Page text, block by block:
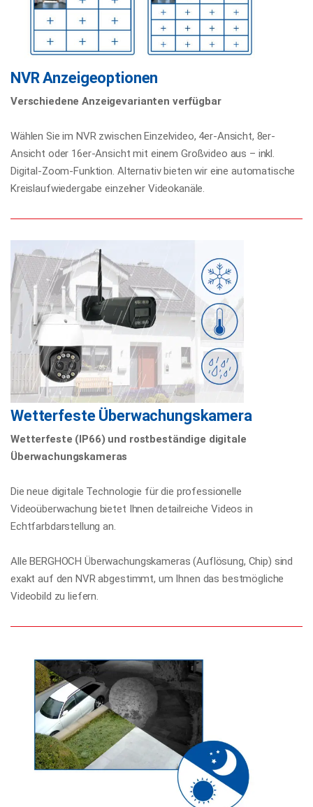
NVR Anzeigeoptionen
Verschiedene Anzeigevarianten verfügbar
Wählen Sie im NVR zwischen Einzelvideo, 4er-Ansicht, 8er-
Ansicht oder 16er-Ansicht mit einem Großvideo aus – inkl.
Digital-Zoom-Funktion. Alternativ bieten wir eine automatische
Kreislaufwiedergabe einzelner Videokanäle.
Wetterfeste Überwachungskamera
Wetterfeste (IP66) und rostbeständige digitale
Überwachungskameras
Die neue digitale Technologie für die professionelle
Videoüberwachung bietet Ihnen detailreiche Videos in
Echtfarbdarstellung an.
Alle BERGHOCH Überwachungskameras (Auflösung, Chip) sind
exakt auf den NVR abgestimmt, um Ihnen das bestmögliche
Videobild zu liefern.